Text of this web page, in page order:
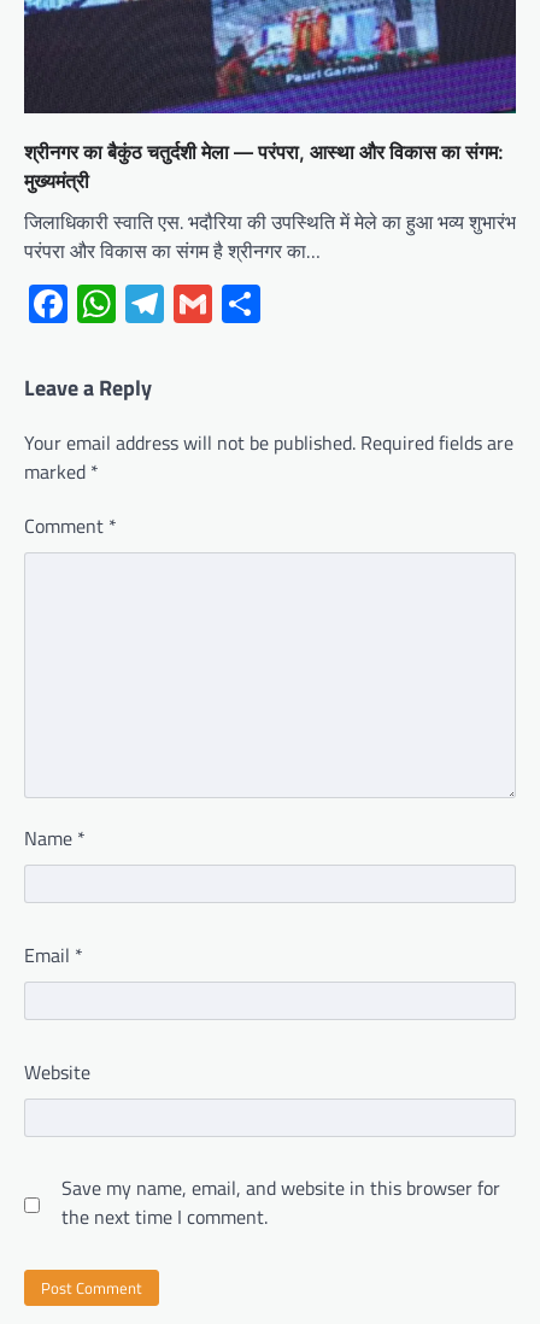
श्रीनगर का बैकुंठ चतुर्दशी मेला — परंपरा, आस्था और विकास का संगम:
मुख्यमंत्री
जिलाधिकारी स्वाति एस. भदौरिया की उपस्थिति में मेले का हुआ भव्य शुभारंभ
परंपरा और विकास का संगम है श्रीनगर का…
Facebook
WhatsApp
Telegram
Gmail
Leave a Reply
Your email address will not be published. Required fields are
marked *
Comment *
Name *
Email *
Website
Save my name, email, and website in this browser for
the next time I comment.